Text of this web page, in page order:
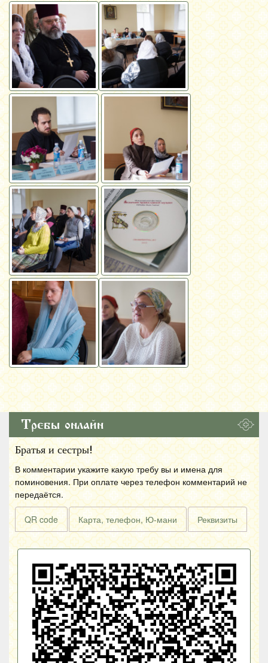
Требы онлайн
Братья и сестры!
В комментарии укажите какую требу вы и имена для
поминовения. При оплате через телефон комментарий не
передаётся.
QR code Карта, телефон, Ю-мани Реквизиты